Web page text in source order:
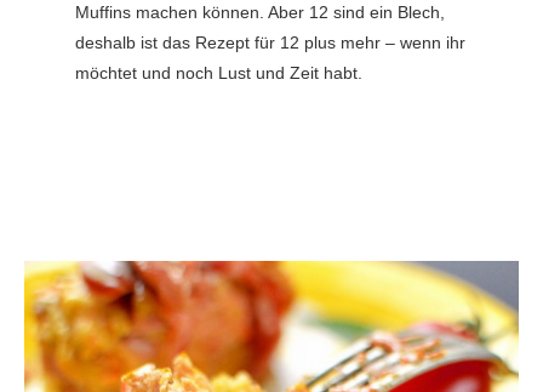
Muffins machen können. Aber 12 sind ein Blech,
deshalb ist das Rezept für 12 plus mehr – wenn ihr
möchtet und noch Lust und Zeit habt.